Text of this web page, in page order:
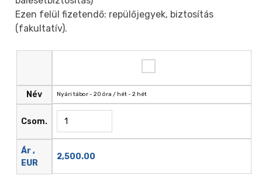
Ezen felül fizetendő: repülőjegyek, biztosítás
(fakultatív).
Név
Csom.
Ár ,
EUR
Nyári tábor - 20 óra / hét - 2 hét
2,500.00